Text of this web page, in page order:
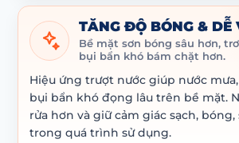
TĂNG ĐỘ BÓNG & DỄ
Bề mặt sơn bóng sâu hơn,
bụi bẩn khó bám chặt hơn.
Hiệu ứng trượt nước giúp nước
bụi bẩn khó đọng lâu trên bề mặt.
rửa hơn và giữ cảm giác sạch,
trong quá trình sử dụng.